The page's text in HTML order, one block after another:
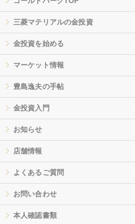
三菱マテリアルの金投資
金投資を始める
マーケット情報
豊島逸夫の手帖
金投資入門
お知らせ
店舗情報
よくあるご質問
お問い合わせ
本人確認書類